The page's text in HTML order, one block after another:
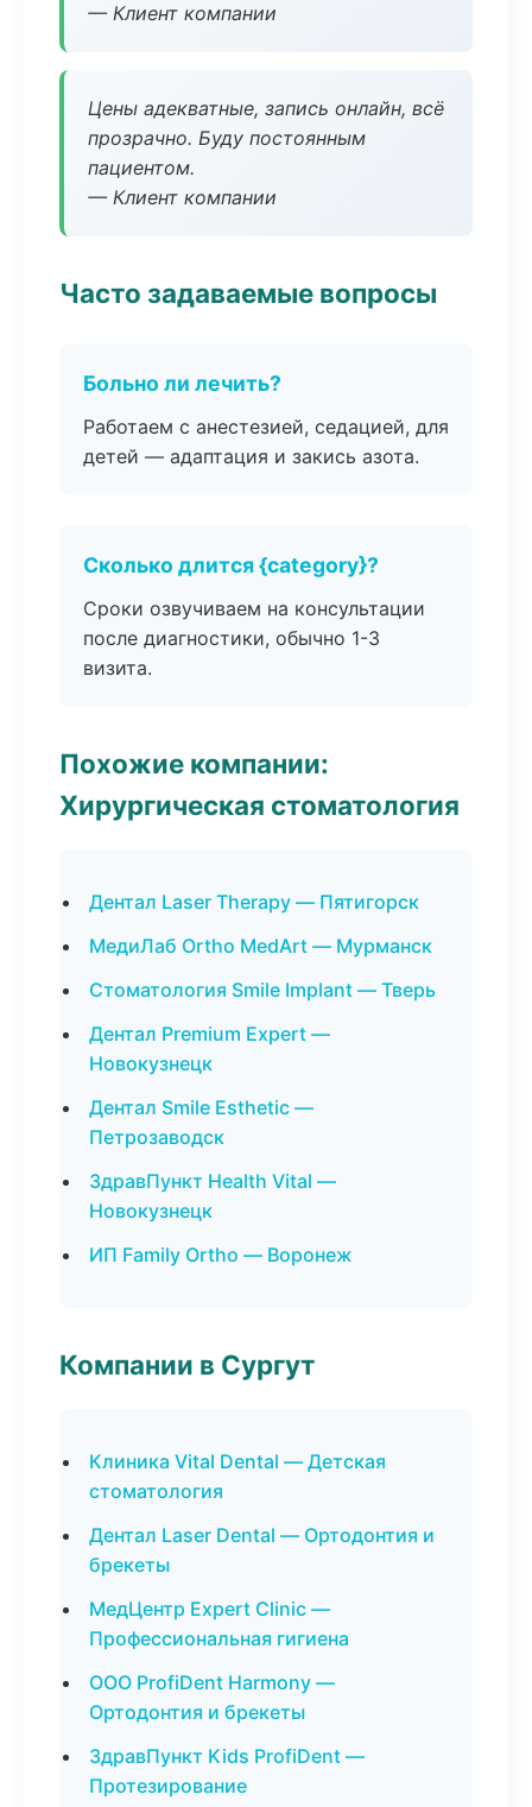
— Клиент компании
Цены адекватные, запись онлайн, всё
прозрачно. Буду постоянным
пациентом.
— Клиент компании
Часто задаваемые вопросы
Больно ли лечить?
Работаем с анестезией, седацией, для
детей — адаптация и закись азота.
Сколько длится {category}?
Сроки озвучиваем на консультации
после диагностики, обычно 1-3
визита.
Похожие компании:
Хирургическая стоматология
Дентал Laser Therapy — Пятигорск
МедиЛаб Ortho MedArt — Мурманск
Стоматология Smile Implant — Тверь
Дентал Premium Expert —
Новокузнецк
Дентал Smile Esthetic —
Петрозаводск
ЗдравПункт Health Vital —
Новокузнецк
ИП Family Ortho — Воронеж
Компании в Сургут
Клиника Vital Dental — Детская
стоматология
Дентал Laser Dental — Ортодонтия и
брекеты
МедЦентр Expert Clinic —
Профессиональная гигиена
ООО ProfiDent Harmony —
Ортодонтия и брекеты
ЗдравПункт Kids ProfiDent —
Протезирование